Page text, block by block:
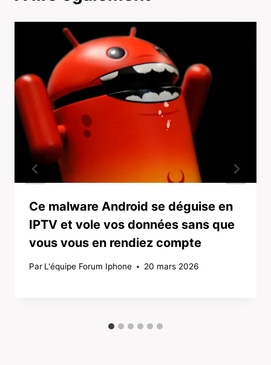
Ce malware Android se déguise en
IPTV et vole vos données sans que
vous vous en rendiez compte
Par L'équipe Forum Iphone 20 mars 2026